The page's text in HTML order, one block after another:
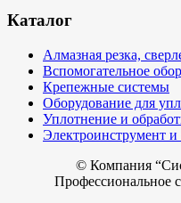
Каталог
Алмазная резка,
Вспомогательное
Крепежные системы
Оборудование для
Уплотнение и
Электроинструмент и
© Компания
Профессиональное